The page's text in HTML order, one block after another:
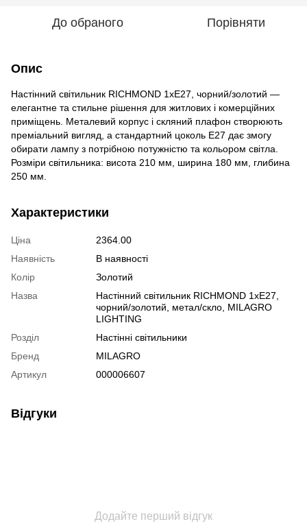
До обраного Порівняти
Опис
Настінний світильник RICHMOND 1xE27, чорний/золотий —
елегантне та стильне рішення для житлових і комерційних
приміщень. Металевий корпус і скляний плафон створюють
преміальний вигляд, а стандартний цоколь E27 дає змогу
обирати лампу з потрібною потужністю та кольором світла.
Розміри світильника: висота 210 мм, ширина 180 мм, глибина
250 мм.
Характеристики
Ціна
2364.00
Наявність
В наявності
Колір
Золотий
Назва
Настінний світильник RICHMOND 1xE27,
чорний/золотий, метал/скло, MILAGRO
LIGHTING
Розділ
Настінні світильники
Бренд
MILAGRO
Артикул
000006607
Відгуки
Додайте перший відгук